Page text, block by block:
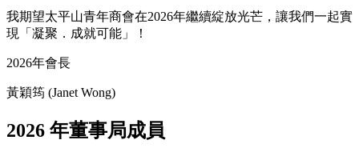
我期望太平山青年商會在2026年繼續綻放光芒，讓我們一起實
現「凝聚．成就可能」！
2026年會長
黃穎筠 (Janet Wong)
2026 年董事局成員